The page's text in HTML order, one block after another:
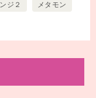
ジ２ メタモン